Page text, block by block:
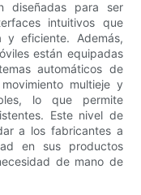
diseñadas para ser
intuitivos que
y eficiente. Además,
están equipadas
automáticos de
multieje y
lo que permite
Este nivel de
a los fabricantes a
en sus productos
de mano de